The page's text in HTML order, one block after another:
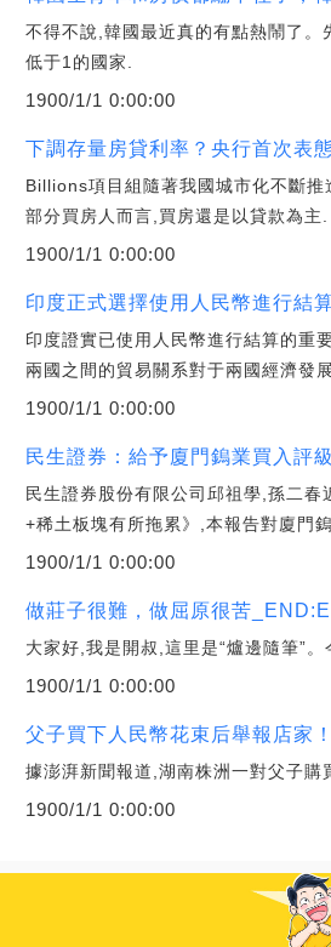
不得不說,韓國最近真的有點熱鬧了
低于1的國家.
1900/1/1 0:00:00
下調存量房貸利率？央行首次表
Billions項目組隨著我國城市化不斷
部分買房人而言,買房還是以貸款為主.
1900/1/1 0:00:00
印度正式選擇使用人民幣進行結
印度證實已使用人民幣進行結算的重
兩國之間的貿易關系對于兩國經濟發
1900/1/1 0:00:00
民生證券：給予廈門鎢業買入評
民生證券股份有限公司邱祖學,孫二
+稀土板塊有所拖累》,本報告對廈門
1900/1/1 0:00:00
做莊子很難，做屈原很苦
大家好,我是開叔,這里是“爐邊隨筆”
1900/1/1 0:00:00
父子買下人民幣花束后舉報店家
據澎湃新聞報道,湖南株洲一對父子購
1900/1/1 0:00:00